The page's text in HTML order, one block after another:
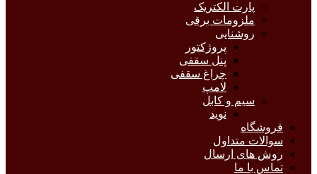
پارت الکتریک
ملزومات برقی
روشنایی
پروژکتور
پنل سقفی
چراغ سقفی
لامپ
سیم و کابل
نوید
فروشگاه
سوالات متداول
روش های ارسال
تماس با ما